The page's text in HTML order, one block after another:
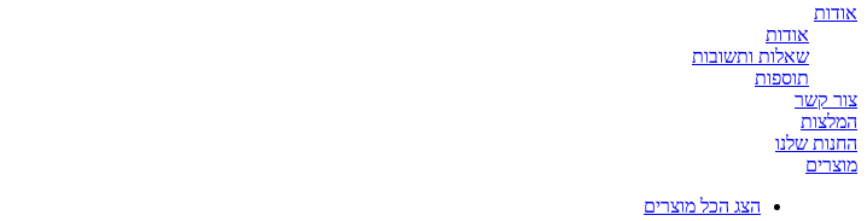
אודות
אודות
שאלות ותשובות
תוספות
צור קשר
המלצות
החנות שלנו
מוצרים
הצג הכל מוצרים